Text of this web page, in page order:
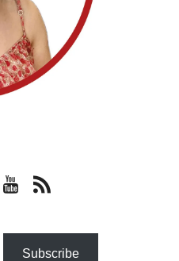
Subscribe